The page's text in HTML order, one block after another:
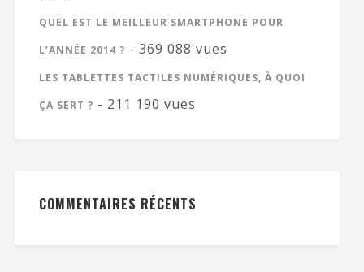
QUEL EST LE MEILLEUR SMARTPHONE POUR
L’ANNÉE 2014 ? - 369 088 vues
LES TABLETTES TACTILES NUMÉRIQUES, À QUOI
ÇA SERT ? - 211 190 vues
COMMENTAIRES RÉCENTS